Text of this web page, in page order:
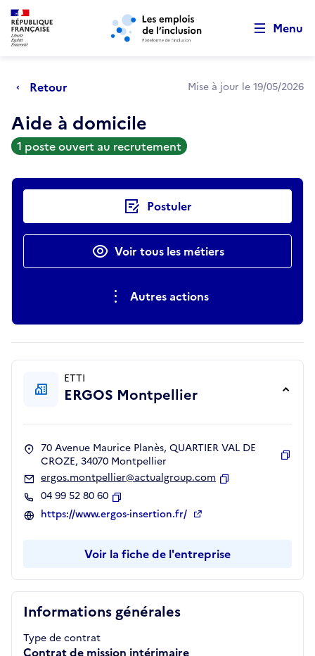
Aller au menu principal Aller au contenu principal
Menu
Retour Mise à jour le 19/05/2026
Aide à domicile
1 poste ouvert au recrutement
Actions rapides Postuler
Voir tous les métiers
Autres actions
Informations générales
Type de contrat
ETTI
ERGOS Montpellier
70 Avenue Maurice Planès, QUARTIER VAL DE
CROZE, 34070 Montpellier
ergos.montpellier@actualgroup.com
04 99 52 80 60
Copier
https://www.ergos-insertion.fr/
Voir la fiche de l'entreprise
Retour au début de la page
Panneau de gestion des cookies